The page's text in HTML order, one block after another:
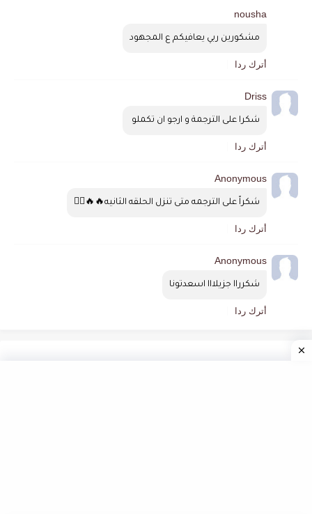
nousha
مشكورين ربي يعافيكم ع المجهود
أترك ردا
Driss
شكرا على الترجمة و ارجو ان تكملو
أترك ردا
Anonymous
شكراً على الترجمه متى تنزل الحلقه الثانيه🔥🔥❤️‍🔥
أترك ردا
Anonymous
شكرراا جزيلااا اسعدتونا
أترك ردا